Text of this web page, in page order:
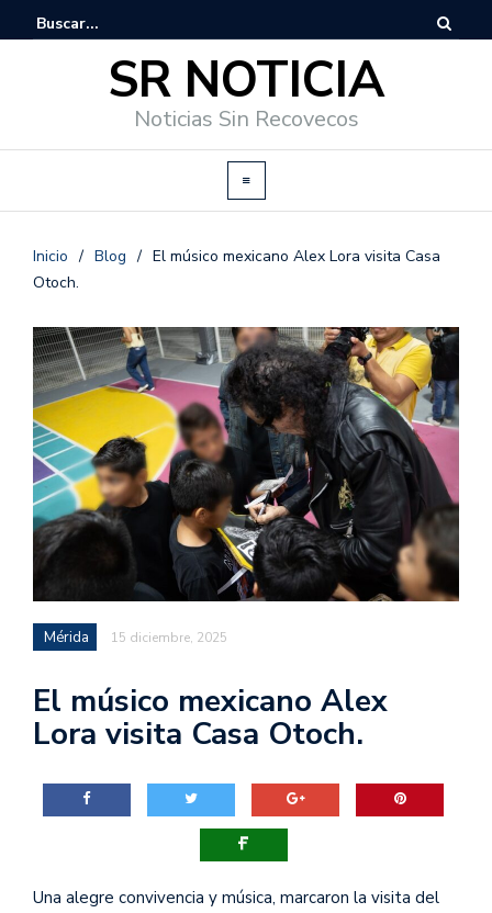
SR NOTICIA
Noticias Sin Recovecos
Inicio / Blog / El músico mexicano Alex Lora visita Casa
Otoch.
Mérida 15 diciembre, 2025
El músico mexicano Alex
Lora visita Casa Otoch.
Una alegre convivencia y música, marcaron la visita del